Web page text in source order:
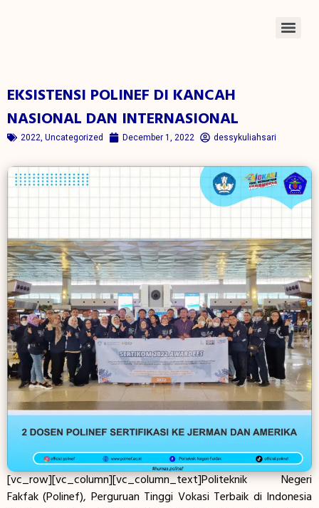
EKSISTENSI POLINEF DI KANCAH
NASIONAL DAN INTERNASIONAL
2022, Uncategorized December 1, 2022 dessykuliahsari
[vc_row][vc_column][vc_column_text]Politeknik Negeri
Fakfak (Polinef), Perguruan Tinggi Vokasi Terbaik di Indonesia